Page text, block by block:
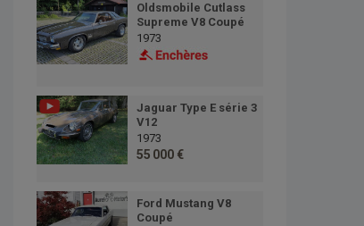
Oldsmobile Cutlass
Supreme V8 Coupé
1973
Jaguar Type E série 3
V12
1973
55 000 €
Ford Mustang V8
Coupé